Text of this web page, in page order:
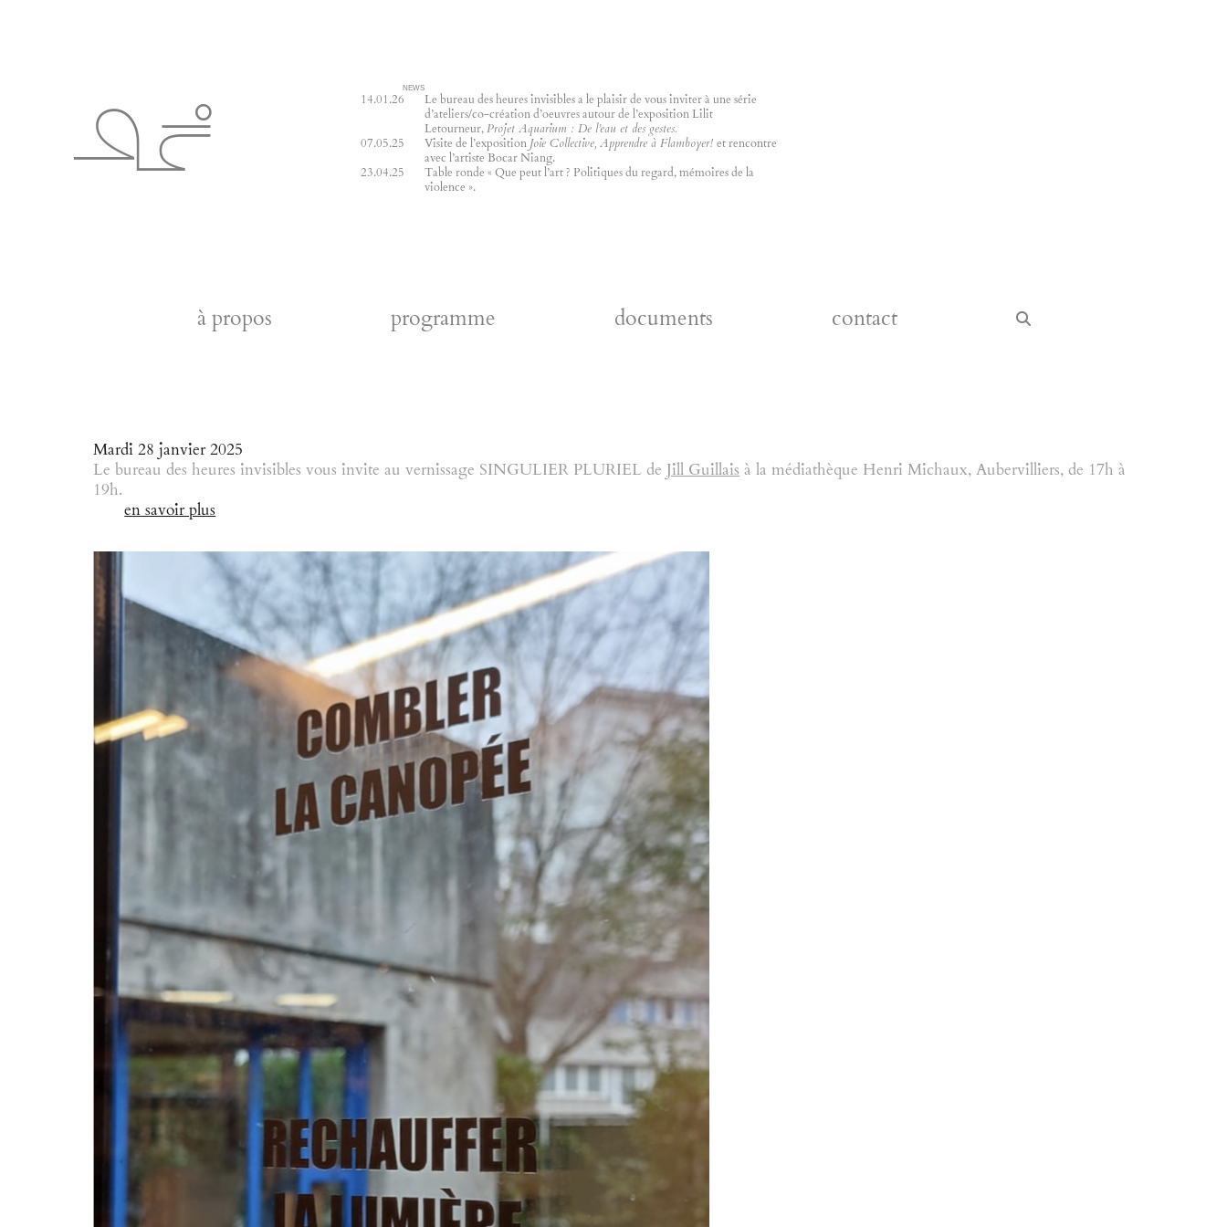
*BHI* NEWS
14.01.26
Le bureau des heures invisibles a le plaisir de vous inviter à une série
d’ateliers/co-création d’oeuvres autour de l’exposition Lilit
Letourneur,Projet Aquarium : De l’eau et des gestes.
07.05.25
Visite de l’exposition Joie Collective, Apprendre à Flamboyer!et rencontre
avec l’artiste Bocar Niang.
23.04.25
Table ronde « Que peut l’art ? Politiques du regard, mémoires de la
violence ».
à propos programme documents contact
Mardi 28 janvier 2025
Le bureau des heures invisibles vous invite au vernissage SINGULIER PLURIEL de Jill Guillais à la médiathèque Henri Michaux, Aubervilliers, de 17h à
19h.
en savoir plus